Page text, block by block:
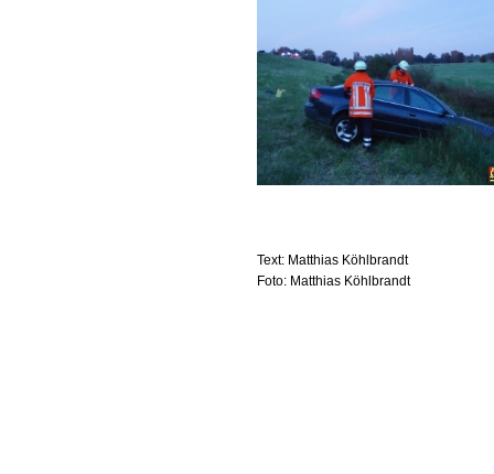
Text: Matthias Köhlbrandt
Foto: Matthias Köhlbrandt